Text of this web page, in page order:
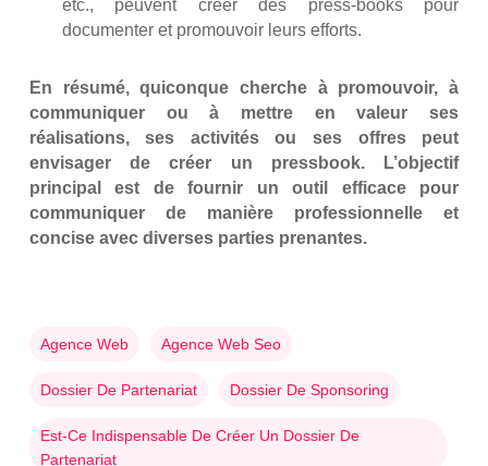
etc., peuvent créer des press-books pour
documenter et promouvoir leurs efforts.
En résumé, quiconque cherche à promouvoir, à
communiquer ou à mettre en valeur ses
réalisations, ses activités ou ses offres peut
envisager de créer un pressbook. L’objectif
principal est de fournir un outil efficace pour
communiquer de manière professionnelle et
concise avec diverses parties prenantes.
Agence Web Agence Web Seo
Dossier De Partenariat Dossier De Sponsoring
Est-Ce Indispensable De Créer Un Dossier De
Partenariat